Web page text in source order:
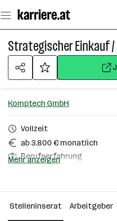
Seiteninhalt
springen
Komptech GmbH
Vollzeit
ab 3.800 € monatlich
Berufserfahrung
Über das Unternehmen
Mehr anzeigen
Stelleninserat Arbeitgeber